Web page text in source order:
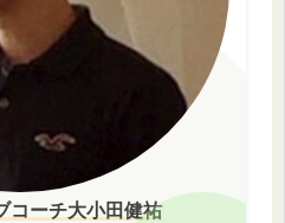
コーチ大小田健祐